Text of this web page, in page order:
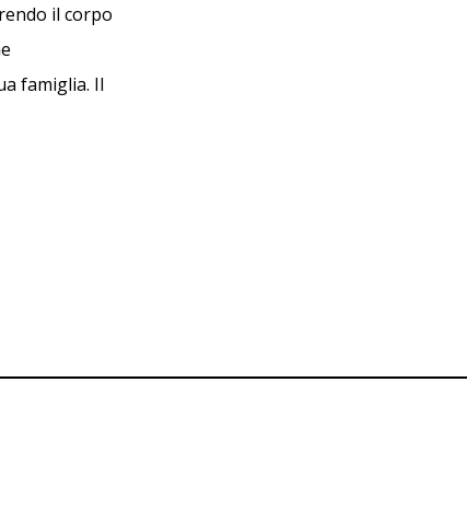
il corpo
famiglia. Il